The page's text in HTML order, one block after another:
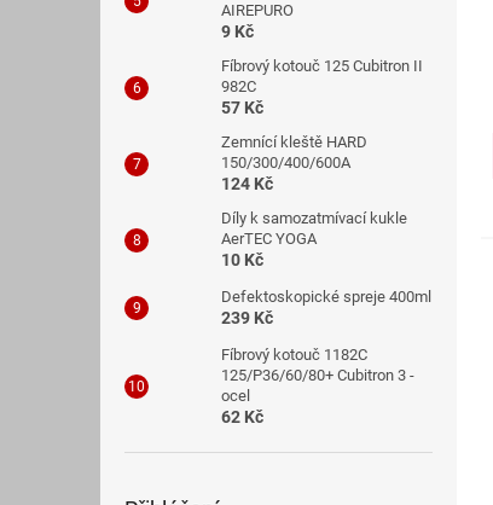
AIREPURO
9 Kč
Fíbrový kotouč 125 Cubitron II
982C
57 Kč
Zemnící kleště HARD
150/300/400/600A
124 Kč
Díly k samozatmívací kukle
AerTEC YOGA
10 Kč
Defektoskopické spreje 400ml
239 Kč
Fíbrový kotouč 1182C
125/P36/60/80+ Cubitron 3 -
ocel
62 Kč